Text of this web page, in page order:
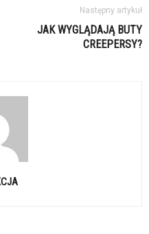
Następny artykuł
JAK WYGLĄDAJĄ BUTY
CREEPERSY?